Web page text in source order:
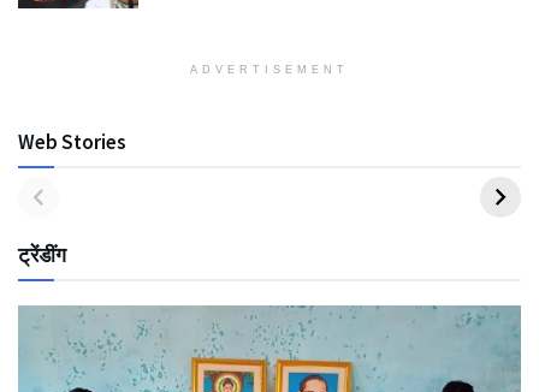
ADVERTISEMENT
Web Stories
ट्रेंडींग